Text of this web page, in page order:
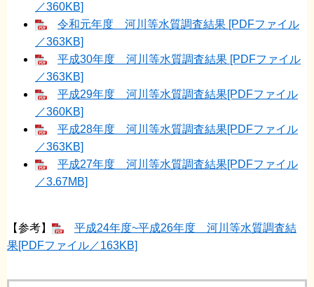
／360KB]
令和元年度 河川等水質調査結果 [PDFファイル
／363KB]
平成30年度 河川等水質調査結果 [PDFファイル
／363KB]
平成29年度 河川等水質調査結果[PDFファイル
／360KB]
平成28年度 河川等水質調査結果[PDFファイル
／363KB]
平成27年度 河川等水質調査結果[PDFファイル
／3.67MB]
【参考】
平成24年度~平成26年度 河川等水質調査結
果[PDFファイル／163KB]